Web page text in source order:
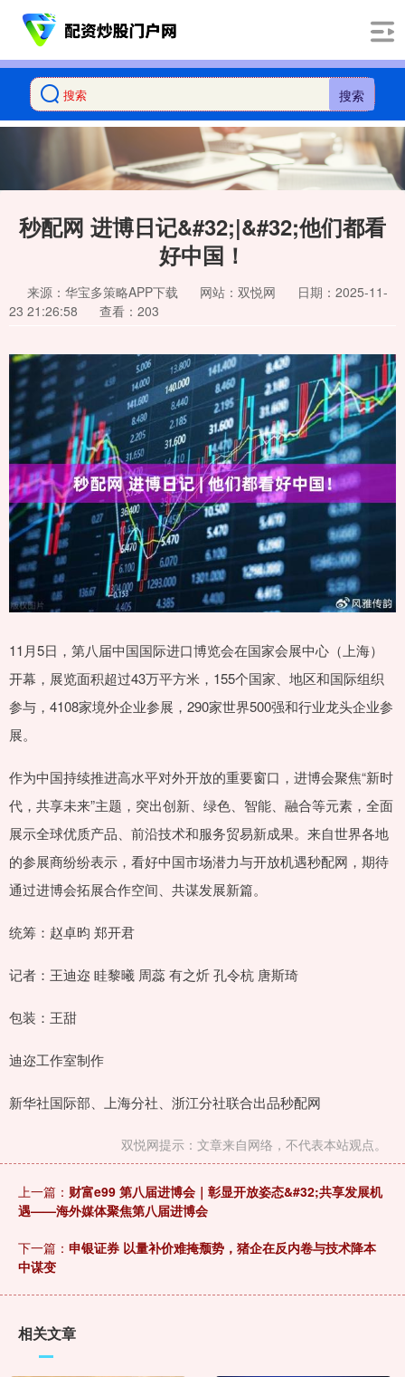
搜索
秒配网 进博日记&#32;|&#32;他们都看
好中国！
来源：华宝多策略APP下载 网站：双悦网
日期：2025-11-
23 21:26:58
查看：203
11月5日，第八届中国国际进口博览会在国家会展中心（上海）
开幕，展览面积超过43万平方米，155个国家、地区和国际组织
参与，4108家境外企业参展，290家世界500强和行业龙头企业参
展。
作为中国持续推进高水平对外开放的重要窗口，进博会聚焦“新时
代，共享未来”主题，突出创新、绿色、智能、融合等元素，全面
展示全球优质产品、前沿技术和服务贸易新成果。来自世界各地
的参展商纷纷表示，看好中国市场潜力与开放机遇秒配网，期待
通过进博会拓展合作空间、共谋发展新篇。
统筹：赵卓昀 郑开君
记者：王迪迩 眭黎曦 周蕊 有之炘 孔令杭 唐斯琦
包装：王甜
迪迩工作室制作
新华社国际部、上海分社、浙江分社联合出品秒配网
双悦网提示：文章来自网络，不代表本站观点。
上一篇： 财富e99 第八届进博会｜彰显开放姿态&#32;共享发展机
遇——海外媒体聚焦第八届进博会
下一篇： 申银证券 以量补价难掩颓势，猪企在反内卷与技术降本
中谋变
相关文章